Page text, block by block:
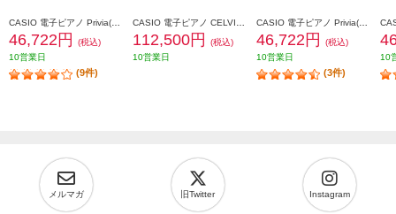
46,722円
(税込)
10営業日
(9件)
112,500円
(税込)
10営業日
46,722円
(税込)
10営業日
(3件)
10
メルマガ 旧Twitter Instagram